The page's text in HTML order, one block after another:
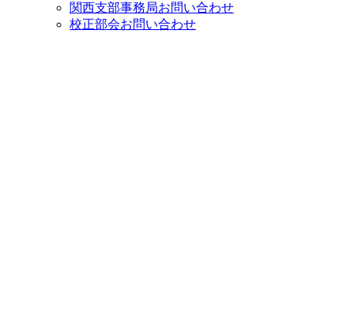
関西支部事務局お問い合わせ
校正部会お問い合わせ